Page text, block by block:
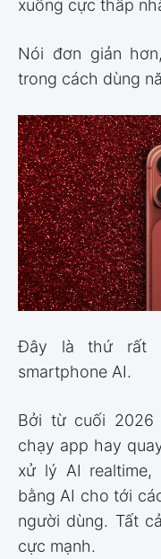
xuống cực thấp
Nói đơn giản
trong cách dùng
Đây là thứ rất
smartphone AI.
Bởi từ cuối
chạy app hay
xử lý AI
bằng AI cho tới
người dùng. Tất
cực mạnh.